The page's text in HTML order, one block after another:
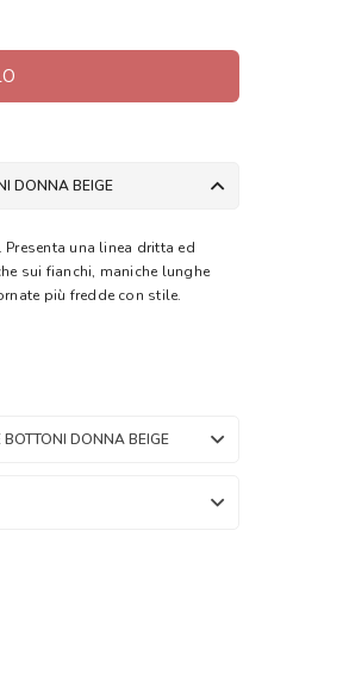
DONNA BEIGE
una linea dritta ed
sui fianchi, maniche lunghe
più fredde con stile.
DONNA BEIGE